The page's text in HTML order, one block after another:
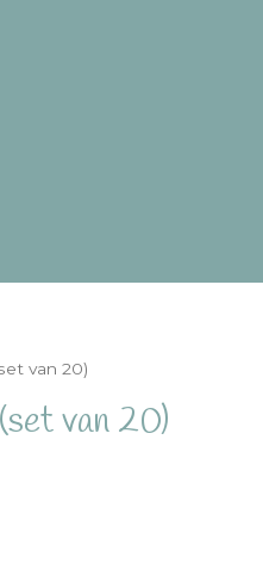
van 20)
van 20)